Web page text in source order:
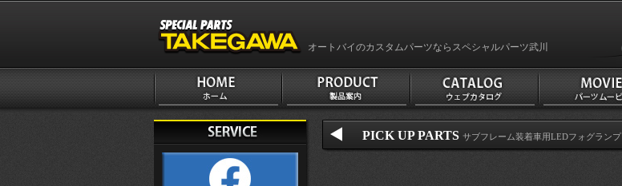
オートバイのカスタムパーツならスペシャルパーツ武川
PICK UP PARTS サブフレーム装着車用LEDフォグランプ